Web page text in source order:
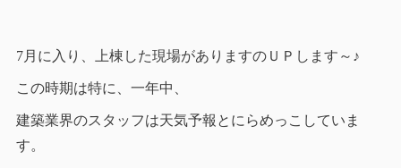
7月に入り、上棟した現場がありますのＵＰします～♪
この時期は特に、一年中、
建築業界のスタッフは天気予報とにらめっこしていま
す。